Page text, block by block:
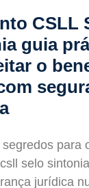
CSLL
guia
o
para
selo
jurídica